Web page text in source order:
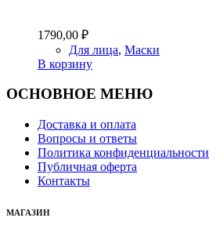
1790,00 ₽
Для лица, Маски
В корзину
ОСНОВНОЕ МЕНЮ
Доставка и оплата
Вопросы и ответы
Политика конфиденциальности
Публичная оферта
Контакты
МАГАЗИН